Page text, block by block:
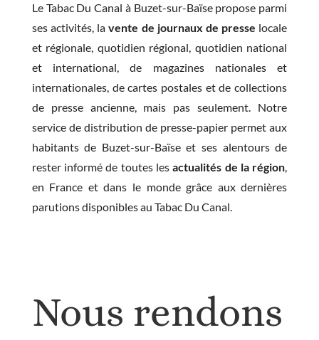
Le Tabac Du Canal à Buzet-sur-Baïse propose parmi
ses activités, lavente de journaux de presse locale
et régionale, quotidien régional, quotidien national
et international, de magazines nationales et
internationales, de cartes postales et de collections
de presse ancienne, mais pas seulement. Notre
service de distribution de presse-papier permet aux
habitants de Buzet-sur-Baïse et ses alentours de
rester informé de toutes lesactualités de la région,
en France et dans le monde grâce aux dernières
parutions disponibles au Tabac Du Canal.
Nous rendons